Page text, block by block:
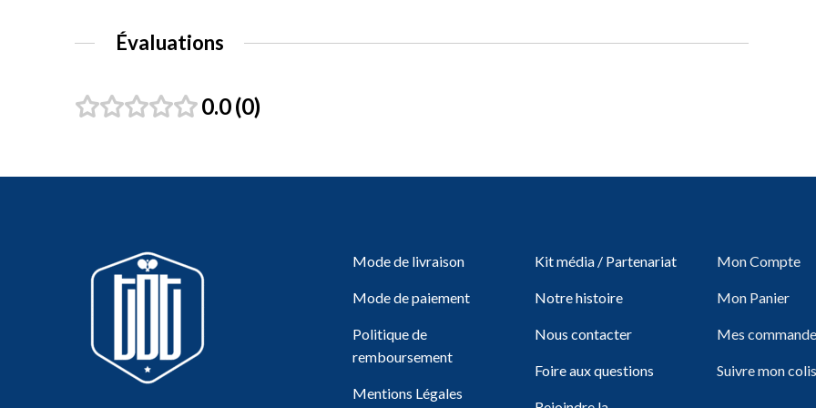
Évaluations
0.0 0
Mode de livraison
Mode de paiement
Politique de
remboursement
Mentions Légales
Kit média / Partenariat
Notre histoire
Nous contacter
Foire aux questions
Mon Compte
Mon Panier
Mes
Suivre mon colis